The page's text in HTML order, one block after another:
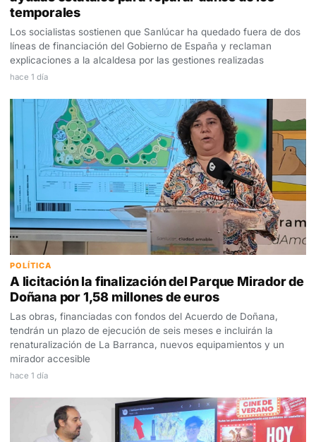
temporales
Los socialistas sostienen que Sanlúcar ha quedado fuera de dos
líneas de financiación del Gobierno de España y reclaman
explicaciones a la alcaldesa por las gestiones realizadas
hace 1 día
POLÍTICA
A licitación la finalización del Parque Mirador de
Doñana por 1,58 millones de euros
Las obras, financiadas con fondos del Acuerdo de Doñana,
tendrán un plazo de ejecución de seis meses e incluirán la
renaturalización de La Barranca, nuevos equipamientos y un
mirador accesible
hace 1 día